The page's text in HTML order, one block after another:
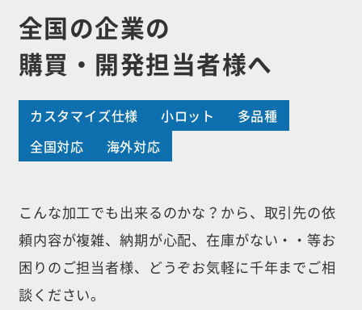
全国の企業の
購買・開発担当者様へ
カスタマイズ仕様 小ロット
多品種
全国対応
海外対応
こんな加工でも出来るのかな？から、取引先の依
頼内容が複雑、納期が心配、 在庫がない・・等お
困りのご担当者様、どうぞお気軽に千年までご相
談ください。